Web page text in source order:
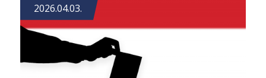
2026.04.03.